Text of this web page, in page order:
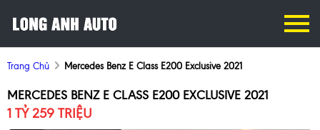
Trang Chủ Mercedes Benz E Class E200 Exclusive 2021
MERCEDES BENZ E CLASS E200 EXCLUSIVE 2021
1 TỶ 259 TRIỆU